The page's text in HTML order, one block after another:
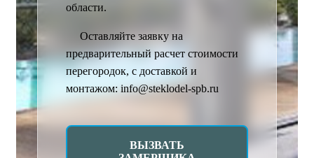
области.
Оставляйте заявку на
предварительный расчет стоимости
перегородок, с доставкой и
монтажом: info@steklodel-spb.ru
ВЫЗВАТЬ